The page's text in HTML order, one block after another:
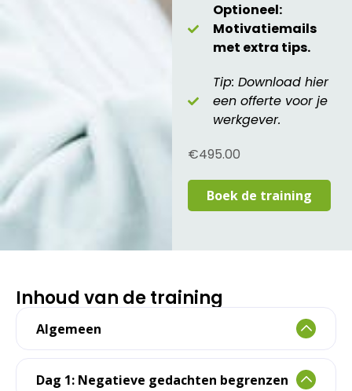
Optioneel:
Motivatiemails
met extra tips.
Tip: Download hier
een offerte voor je
werkgever.
€495.00
Boek de training
Inhoud van de training
Algemeen
Dag 1: Negatieve gedachten begrenzen